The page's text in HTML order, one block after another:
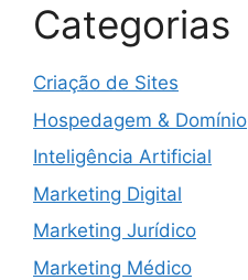
Categorias
Criação de Sites
Hospedagem & Domínio
Inteligência Artificial
Marketing Digital
Marketing Jurídico
Marketing Médico